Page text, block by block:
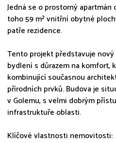
Jedná se o prostorný apartmán
toho 59 m² vnitřní obytné
patře rezidence.
Tento projekt představuje
bydlení s důrazem na komfort,
kombinující současnou
přírodních prvků. Budova je
v Golemu, s velmi dobrým
infrastruktuře oblasti.
Klíčové vlastnosti nemovitosti: